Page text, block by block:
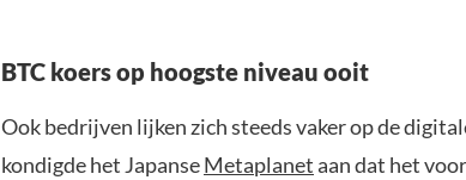
BTC koers op hoogste niveau ooit
Ook bedrijven lijken zich steeds vaker op de
kondigde het JapanseMetaplanetaan dat het